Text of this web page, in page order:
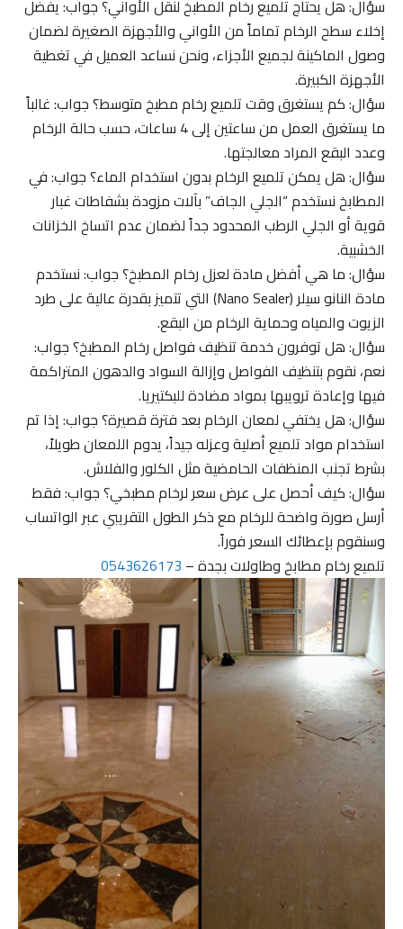
سؤال: هل يحتاج تلميع رخام المطبخ لنقل الأواني؟ جواب: يفضل
إخلاء سطح الرخام تماماً من الأواني والأجهزة الصغيرة لضمان
وصول الماكينة لجميع الأجزاء، ونحن نساعد العميل في تغطية
الأجهزة الكبيرة.
سؤال: كم يستغرق وقت تلميع رخام مطبخ متوسط؟ جواب: غالباً
ما يستغرق العمل من ساعتين إلى 4 ساعات، حسب حالة الرخام
وعدد البقع المراد معالجتها.
سؤال: هل يمكن تلميع الرخام بدون استخدام الماء؟ جواب: في
المطابخ نستخدم “الجلي الجاف” بآلات مزودة بشفاطات غبار
قوية أو الجلي الرطب المحدود جداً لضمان عدم اتساخ الخزانات
الخشبية.
سؤال: ما هي أفضل مادة لعزل رخام المطبخ؟ جواب: نستخدم
مادة النانو سيلر (Nano Sealer) التي تتميز بقدرة عالية على طرد
الزيوت والمياه وحماية الرخام من البقع.
سؤال: هل توفرون خدمة تنظيف فواصل رخام المطبخ؟ جواب:
نعم، نقوم بتنظيف الفواصل وإزالة السواد والدهون المتراكمة
فيها وإعادة ترويبها بمواد مضادة للبكتيريا.
سؤال: هل يختفي لمعان الرخام بعد فترة قصيرة؟ جواب: إذا تم
استخدام مواد تلميع أصلية وعزله جيداً، يدوم اللمعان طويلاً،
بشرط تجنب المنظفات الحامضية مثل الكلور والفلاش.
سؤال: كيف أحصل على عرض سعر لرخام مطبخي؟ جواب: فقط
أرسل صورة واضحة للرخام مع ذكر الطول التقريبي عبر الواتساب
وسنقوم بإعطائك السعر فوراً.
تلميع رخام مطابخ وطاولات بجدة –0543626173